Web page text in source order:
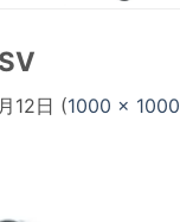
12日 (1000 × 1000